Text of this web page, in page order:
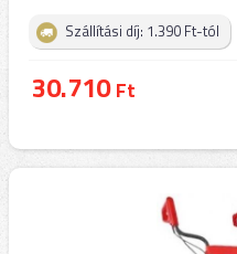
Szállítási díj: 1.390 Ft-tól
30.710Ft